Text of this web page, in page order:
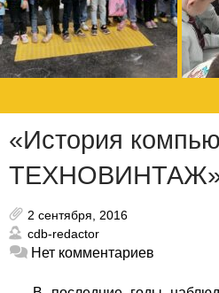
«История
2 сентября, 2016
cdb-redactor
Нет комментариев